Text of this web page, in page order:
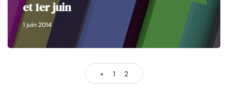
et 1er juin
1 juin 2014
« 1 2